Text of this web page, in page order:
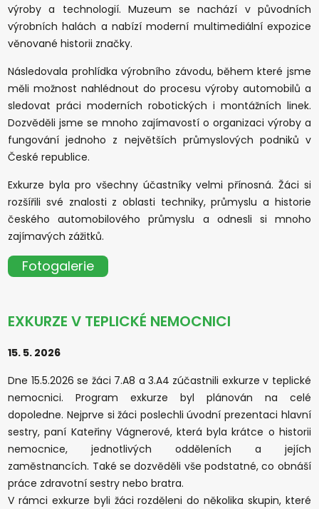
výroby a technologií. Muzeum se nachází v původních
výrobních halách a nabízí moderní multimediální expozice
věnované historii značky.
Následovala prohlídka výrobního závodu, během které jsme
měli možnost nahlédnout do procesu výroby automobilů a
sledovat práci moderních robotických i montážních linek.
Dozvěděli jsme se mnoho zajímavostí o organizaci výroby a
fungování jednoho z největších průmyslových podniků v
České republice.
Exkurze byla pro všechny účastníky velmi přínosná. Žáci si
rozšířili své znalosti z oblasti techniky, průmyslu a historie
českého automobilového průmyslu a odnesli si mnoho
zajímavých zážitků.
Fotogalerie
EXKURZE V TEPLICKÉ NEMOCNICI
15. 5. 2026
Dne 15.5.2026 se žáci 7.A8 a 3.A4 zúčastnili exkurze v teplické
nemocnici. Program exkurze byl plánován na celé
dopoledne. Nejprve si žáci poslechli úvodní prezentaci hlavní
sestry, paní Kateřiny Vágnerové, která byla krátce o historii
nemocnice, jednotlivých odděleních a jejích
zaměstnancích. Také se dozvěděli vše podstatné, co obnáší
práce zdravotní sestry nebo bratra.
V rámci exkurze byli žáci rozděleni do několika skupin, které